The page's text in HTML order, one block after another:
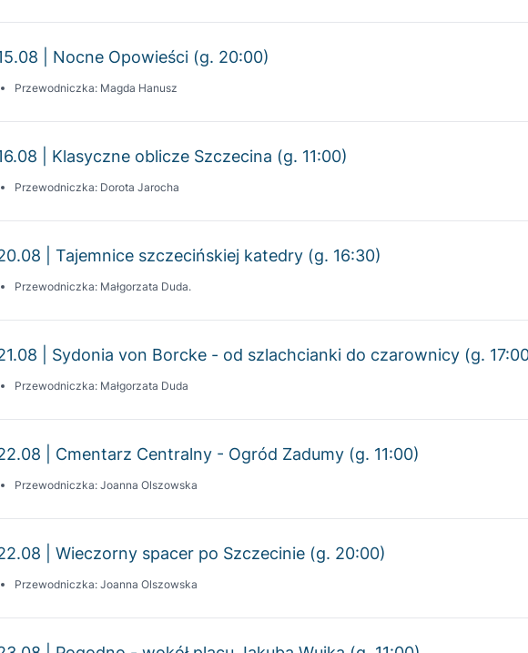
Przewodniczka: Magda Hanusz
16.08 | Klasyczne oblicze Szczecina (g. 11:00)
Przewodniczka: Dorota Jarocha
20.08 | Tajemnice szczecińskiej katedry (g. 16:30)
Przewodniczka: Małgorzata Duda.
21.08 | Sydonia von Borcke - od szlachcianki do czarownicy (g. 17:00)
Przewodniczka: Małgorzata Duda
22.08 | Cmentarz Centralny - Ogród Zadumy (g. 11:00)
Przewodniczka: Joanna Olszowska
22.08 | Wieczorny spacer po Szczecinie (g. 20:00)
Przewodniczka: Joanna Olszowska
23.08 | Pogodno - wokół placu Jakuba Wujka (g. 11:00)
Przewodnik: Michał Kowgier